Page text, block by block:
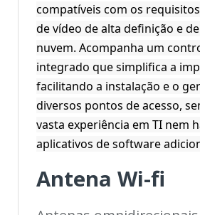
compatíveis com os
de vídeo de alta definição e
nuvem. Acompanha um
integrado que simplifica a
facilitando a instalação e o
diversos pontos de acesso,
vasta experiência em TI nem
aplicativos de software
Antena Wi-fi